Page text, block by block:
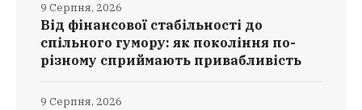
Від фінансової стабільності до
спільного гумору: як покоління по-
різному сприймають привабливість
9 Серпня, 2026
9 Серпня, 2026